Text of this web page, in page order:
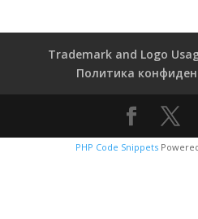
Trademark and Logo
Политика
PHP Code Snippets